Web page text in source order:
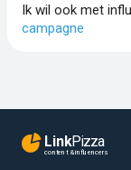
Ik wil ook met
campagne
LinkPizza
content & influencers